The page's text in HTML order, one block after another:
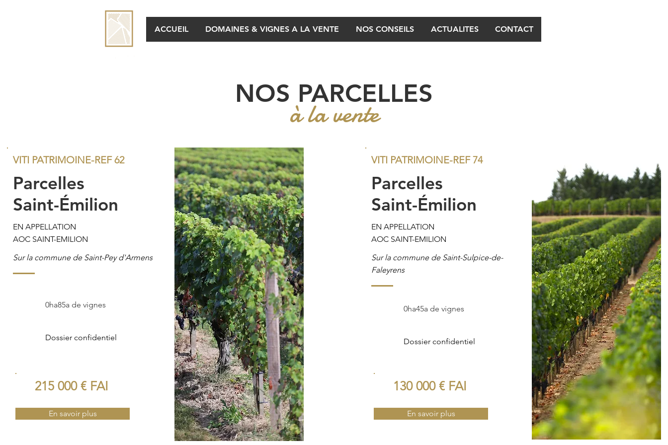
ACCUEIL DOMAINES & VIGNES A LA VENTE NOS CONSEILS ACTUALITES CONTACT
NOS PARCELLES
à la vente
Parcelles
Saint-Émilion
VITI PATRIMOINE-REF 62
Sur la commune de Saint-Pey d'Armens
Dossier confidentiel
0ha85a de vignes
215 000 € FAI
En savoir plus
EN APPELLATION
AOC SAINT-EMILION
Parcelles
Saint-Émilion
VITI PATRIMOINE-REF 74
Sur la commune de Saint-Sulpice-de-
Faleyrens
Dossier confidentiel
0ha45a de vignes
130 000 € FAI
En savoir plus
EN APPELLATION
AOC SAINT-EMILION